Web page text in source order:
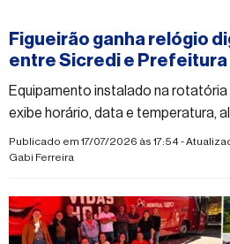
Figueirão ganha relógio
entre Sicredi e Prefeitura
Equipamento instalado na rotatória
exibe horário, data e temperatura,
modernização do espaço urbano
Publicado em 17/07/2026 às 17:54 -
Gabi Ferreira